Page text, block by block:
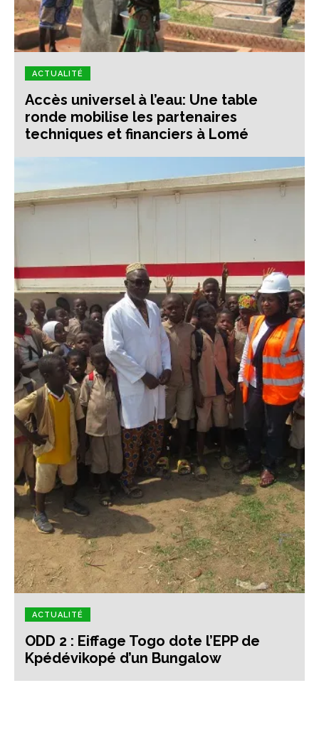
ACTUALITÉ
Accès universel à l’eau: Une table
ronde mobilise les partenaires
techniques et financiers à Lomé
ACTUALITÉ
ODD 2 : Eiffage Togo dote l’EPP de
Kpédévikopé d’un Bungalow